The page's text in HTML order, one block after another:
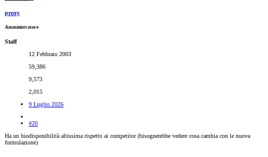
proxy
Amministratore
Staff
12 Febbraio 2003
59,386
9,573
2,015
9 Luglio 2026
#20
Ha un biodisponibilità altissima rispetto ai competitor (bisognerebbe vedere cosa cambia con le nuova
formulazione)